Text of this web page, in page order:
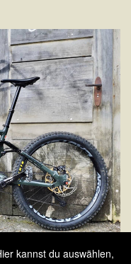
kannst du auswählen,